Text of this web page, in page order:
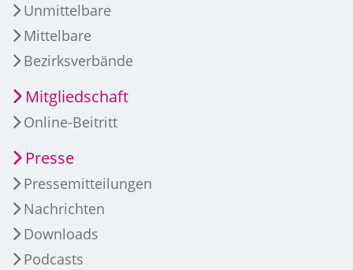
Unmittelbare
Mittelbare
Bezirksverbände
Mitgliedschaft
Online-Beitritt
Presse
Pressemitteilungen
Nachrichten
Downloads
Podcasts